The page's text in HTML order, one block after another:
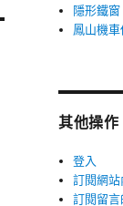
隱形鐵窗
鳳山機
其他操作
登入
訂閱網
訂閱留